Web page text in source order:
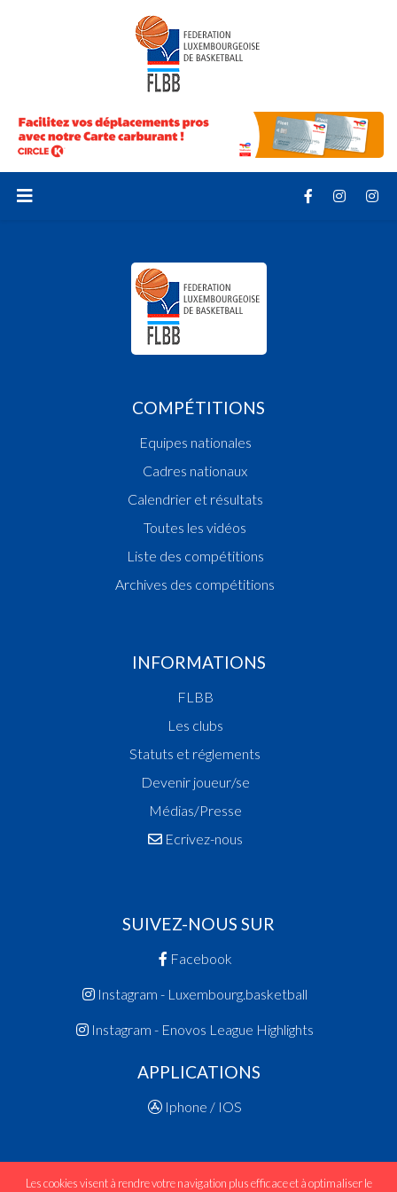
COMPÉTITIONS
Equipes nationales
Cadres nationaux
Calendrier et résultats
Toutes les vidéos
Liste des compétitions
Archives des compétitions
INFORMATIONS
FLBB
Les clubs
Statuts et réglements
Devenir joueur/se
Médias/Presse
Ecrivez-nous
SUIVEZ-NOUS SUR
Facebook
Instagram - Luxembourg.basketball
Instagram - Enovos League Highlights
APPLICATIONS
Iphone / IOS
Les cookies visent à rendre votre navigation plus efficace et à optimaliser le